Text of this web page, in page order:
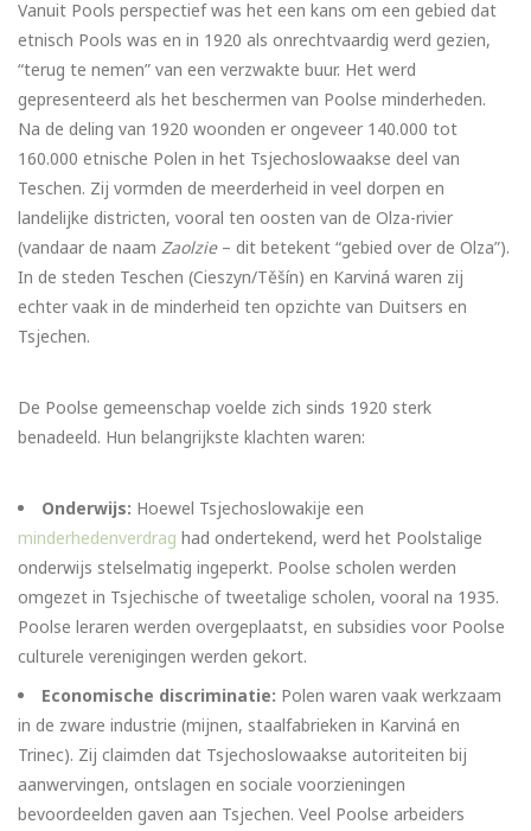
Vanuit Pools perspectief was het een kans om een gebied dat
etnisch Pools was en in 1920 als onrechtvaardig werd gezien,
“terug te nemen” van een verzwakte buur. Het werd
gepresenteerd als het beschermen van Poolse minderheden.
Na de deling van 1920 woonden er ongeveer 140.000 tot
160.000 etnische Polen in het Tsjechoslowaakse deel van
Teschen. Zij vormden de meerderheid in veel dorpen en
landelijke districten, vooral ten oosten van de Olza-rivier
(vandaar de naam Zaolzie– dit betekent “gebied over de Olza”).
In de steden Teschen (Cieszyn/Těšín) en Karviná waren zij
echter vaak in de minderheid ten opzichte van Duitsers en
Tsjechen.
De Poolse gemeenschap voelde zich sinds 1920 sterk
benadeeld. Hun belangrijkste klachten waren:
Onderwijs: Hoewel Tsjechoslowakije een
minderhedenverdrag had ondertekend, werd het Poolstalige
onderwijs stelselmatig ingeperkt. Poolse scholen werden
omgezet in Tsjechische of tweetalige scholen, vooral na 1935.
Poolse leraren werden overgeplaatst, en subsidies voor Poolse
culturele verenigingen werden gekort.
Economische discriminatie: Polen waren vaak werkzaam
in de zware industrie (mijnen, staalfabrieken in Karviná en
Trinec). Zij claimden dat Tsjechoslowaakse autoriteiten bij
aanwervingen, ontslagen en sociale voorzieningen
bevoordeelden gaven aan Tsjechen. Veel Poolse arbeiders